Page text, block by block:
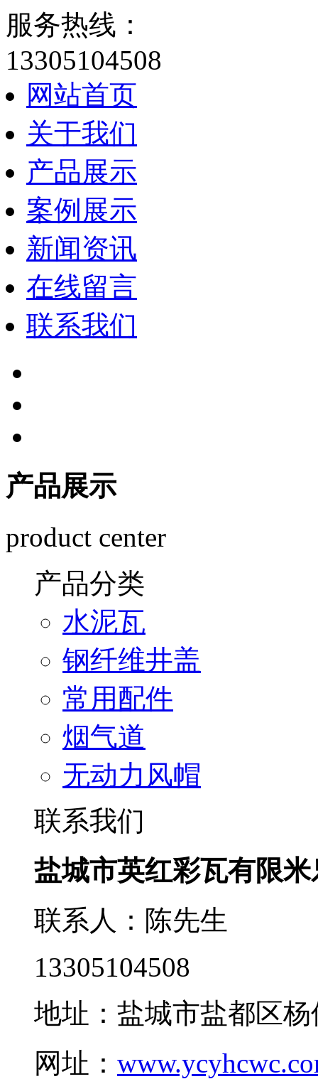
服务热线：
13305104508
网站首页
关于我们
产品展示
案例展示
新闻资讯
在线留言
联系我们
产品展示
product center
产品分类
水泥瓦
钢纤维井盖
常用配件
烟气道
无动力风帽
联系我们
盐城市英红彩瓦有限
联系人：陈先生
13305104508
地址：盐城市盐都区
网址：